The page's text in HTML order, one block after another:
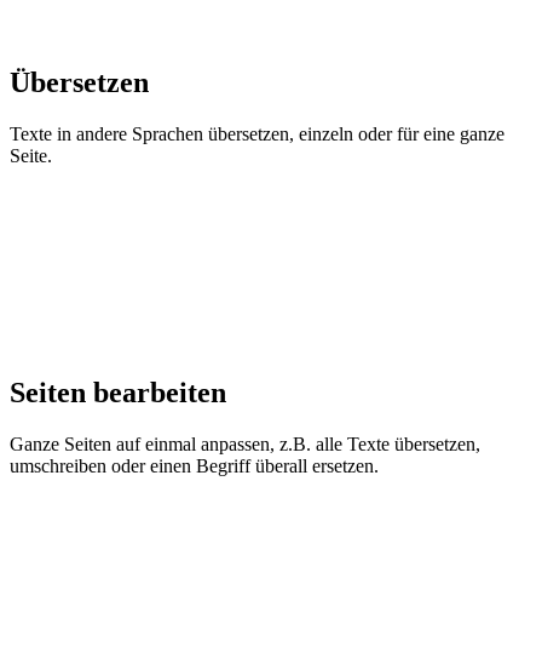
Übersetzen
Texte in andere Sprachen übersetzen, einzeln oder für eine ganze
Seite.
Seiten bearbeiten
Ganze Seiten auf einmal anpassen, z.B. alle Texte übersetzen,
umschreiben oder einen Begriff überall ersetzen.